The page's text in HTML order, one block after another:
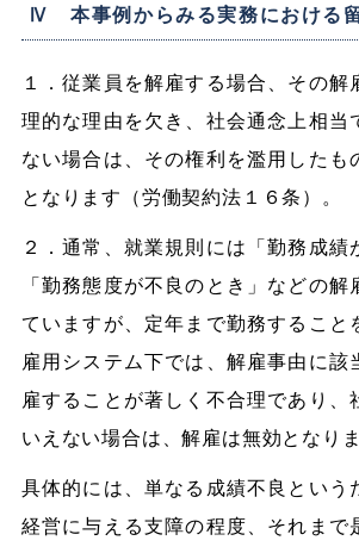
Ⅳ 本事例からみる実務における
１．従業員を解雇する場合、その解
理的な理由を欠き、社会通念上相当
ない場合は、その権利を濫用したも
となります（労働契約法１６条）。
２．通常、就業規則には「勤務成績
「勤務態度が不良のとき」などの解
ていますが、定年まで勤務すること
雇用システム下では、解雇事由に該
雇することが著しく不合理であり、
いえない場合は、解雇は無効となりま
具体的には、単なる成績不良という
経営に与える支障の程度、それまで